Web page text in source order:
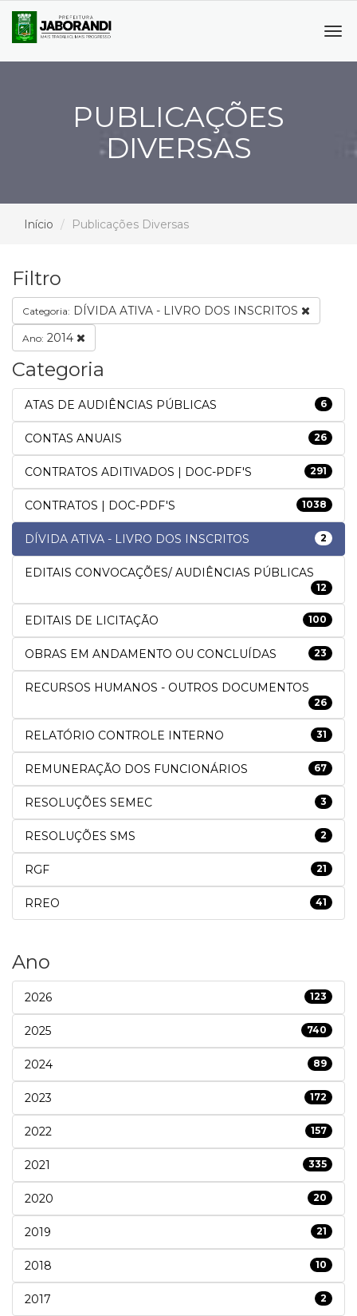
PUBLICAÇÕES
DIVERSAS
Início Publicações Diversas
Filtro
Categoria: DÍVIDA ATIVA - LIVRO DOS INSCRITOS
Ano: 2014
Categoria
ATAS DE AUDIÊNCIAS PÚBLICAS 6
CONTAS ANUAIS 26
CONTRATOS ADITIVADOS | DOC-PDF'S 291
CONTRATOS | DOC-PDF'S 1038
DÍVIDA ATIVA - LIVRO DOS INSCRITOS 2
EDITAIS CONVOCAÇÕES/ AUDIÊNCIAS PÚBLICAS
12
EDITAIS DE LICITAÇÃO 100
OBRAS EM ANDAMENTO OU CONCLUÍDAS 23
RECURSOS HUMANOS - OUTROS DOCUMENTOS
26
RELATÓRIO CONTROLE INTERNO 31
REMUNERAÇÃO DOS FUNCIONÁRIOS 67
RESOLUÇÕES SEMEC 3
RESOLUÇÕES SMS 2
RGF 21
RREO 41
Ano
2026 123
2025 740
2024 89
2023 172
2022 157
2021 335
2020 20
2019 21
2018 10
2017 2